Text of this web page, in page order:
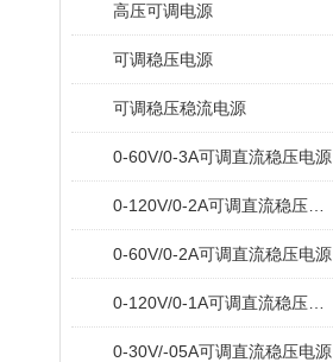
高压可调电源
可调稳压电源
可调稳压稳流电源
0-60V/0-3A可调直流稳压电源
0-60V/0-2A可调直流稳压电源
0-30V/-05A可调直流稳压电源